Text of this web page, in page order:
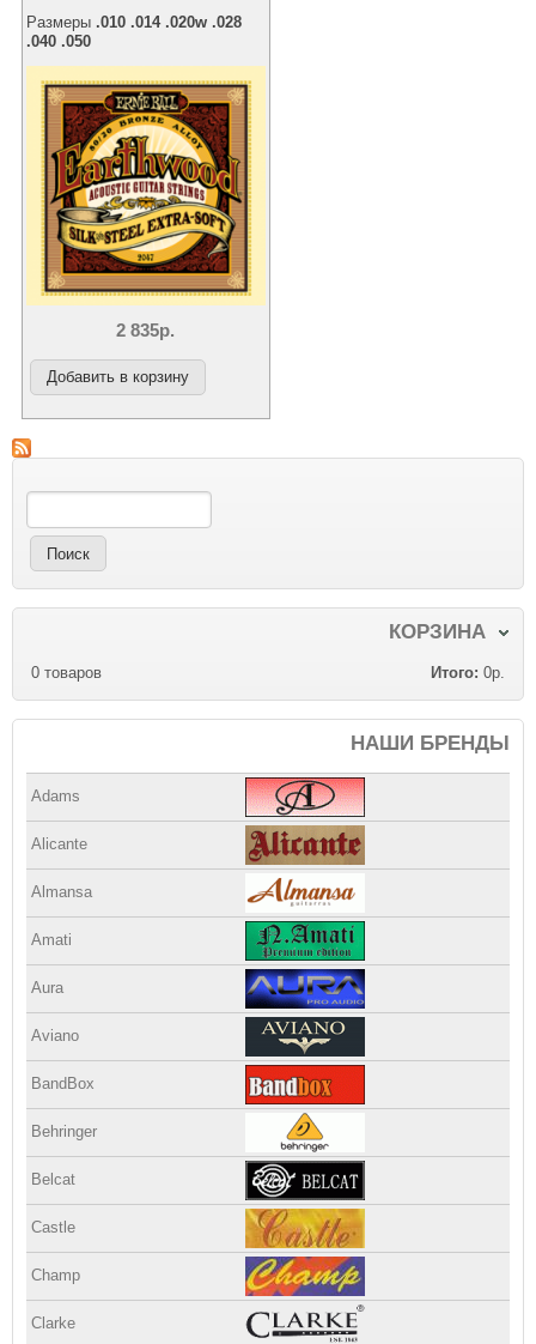
Размеры .010 .014 .020w .028
.040 .050
2 835р.
Форма поиска
Поиск
КОРЗИНА
0товаров Итого: 0р.
НАШИ БРЕНДЫ
Adams
Alicante
Almansa
Amati
Aura
Aviano
BandBox
Behringer
Belcat
Castle
Champ
Clarke